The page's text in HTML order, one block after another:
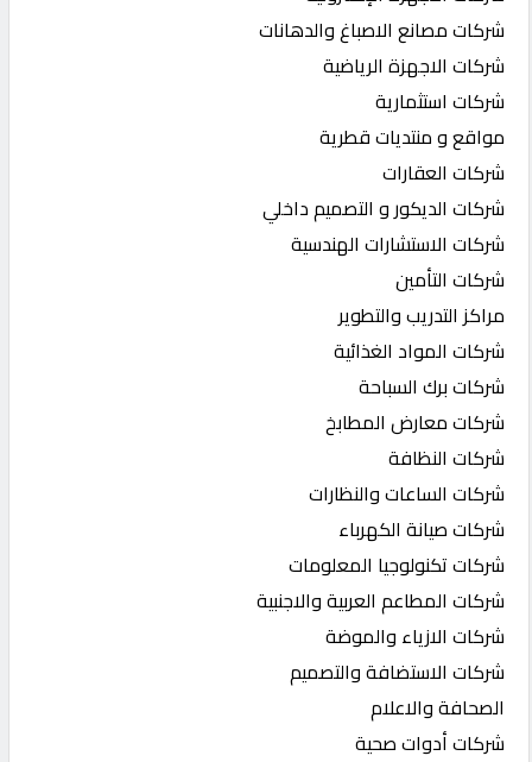
شركات مصانع الاصباغ والدهانات
شركات الاجهزة الرياضية
شركات استثمارية
مواقع و منتديات قطرية
شركات العقارات
شركات الديكور و التصميم داخلي
شركات الاستشارات الهندسية
شركات التأمين
مراكز التدريب والتطوير
شركات المواد الغذائية
شركات برك السباحة
شركات معارض المطابخ
شركات النظافة
شركات الساعات والنظارات
شركات صيانة الكهرباء
شركات تكنولوجيا المعلومات
شركات المطاعم العربية والاجنبية
شركات الازياء والموضة
شركات الاستضافة والتصميم
الصحافة والاعلام
شركات أدوات صحية